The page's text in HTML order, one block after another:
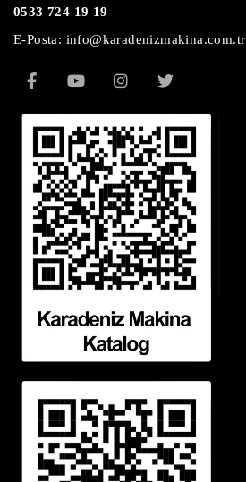
0533 724 19 19
E-Posta: info@karadenizmakina.com.tr